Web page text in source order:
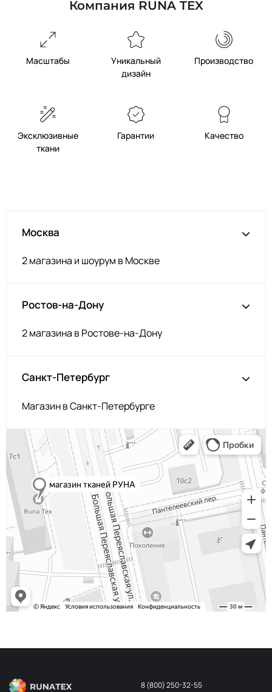
Компания RUNA TEX
Масштабы
Уникальный
дизайн
Производство
Эксклюзивные
ткани
Гарантии Качество
Москва
2 магазина и шоурум в Москве
Ростов-на-Дону
2 магазина в Ростове-на-Дону
Санкт-Петербург
Магазин в Санкт-Петербурге
8 (800) 250-32-55